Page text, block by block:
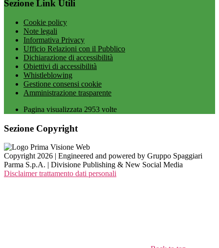
Sezione Link Utili
Cookie policy
Note legali
Informativa Privacy
Ufficio Relazioni con il Pubblico
Dichiarazione di accessibilità
Obiettivi di accessibilità
Whistleblowing
Gestione consensi cookie
Amministrazione trasparente
Pagina visualizzata 2953 volte
Sezione Copyright
Copyright 2026 | Engineered and powered by Gruppo Spaggiari
Parma S.p.A. | Divisione Publishing & New Social Media
Disclaimer trattamento dati personali